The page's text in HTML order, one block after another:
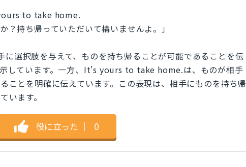
to take home.
？持ち帰っていただいて構いませんよ。」
選択肢を与えて、ものを持ち帰ることが可能であることを伝
しています。一方、It's yours to take home.は、ものが相手
ことを明確に伝えています。この表現は、相手にものを持ち帰
います。
役に立った ｜ 0